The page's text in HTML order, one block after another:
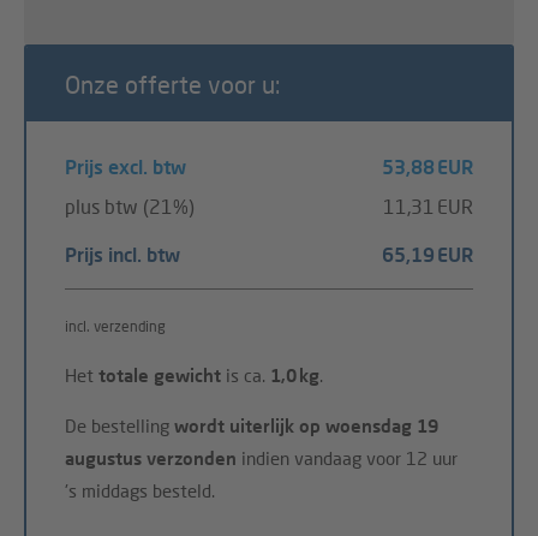
Onze offerte voor u:
Prijs excl. btw
53,88 EUR
plus btw (21%)
11,31 EUR
Prijs incl. btw 65,19 EUR
incl. verzending
Het totale gewicht is ca. 1,0 kg.
De bestelling wordt uiterlijk op woensdag 19
augustus verzonden indien vandaag voor 12 uur
's middags besteld.